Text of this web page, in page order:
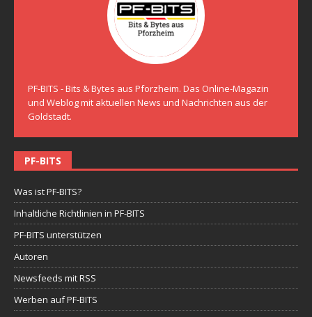
PF-BITS - Bits & Bytes aus Pforzheim. Das Online-Magazin
und Weblog mit aktuellen News und Nachrichten aus der
Goldstadt.
PF-BITS
Was ist PF-BITS?
Inhaltliche Richtlinien in PF-BITS
PF-BITS unterstützen
Autoren
Newsfeeds mit RSS
Werben auf PF-BITS